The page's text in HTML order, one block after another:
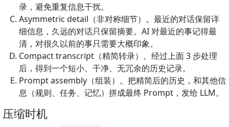
录，避免重复信息干扰。
Asymmetric detail（非对称细节）。最近的对话保留详
细信息，久远的对话只保留摘要。AI 对最近的事记得最
清，对很久以前的事只需要大概印象。
Compact transcript（精简转录）。经过上面 3 步处理
后，得到一个短小、干净、无冗余的历史记录。
Prompt assembly（组装）。把精简后的历史，和其他信
息（规则、任务、记忆）拼成最终 Prompt，发给 LLM。
压缩时机